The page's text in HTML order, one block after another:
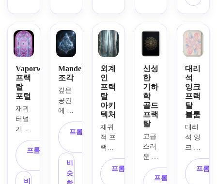
색 배
경,
매우
선명
한 재
귀 기
하학,
고대
비 조
명,
광택
있는
디지
털 텍
스처,
최면
주 배
경,
부드
러운
입자
광채,
에테
르 조
명,
러운
유리
같은
질감,
몽환
적인
개,
유기
적인
나무
껍질
같은
질감,
대칭
적인
자연
재귀,
차분
한 마
법 분
위기,
부드
대비
를 위
한 어
두운
배경,
시원
한 빛
나는
하이
트,
깨끗
한 겨
울 분
위기,
색 색
상,
광택
있는
추상
질감,
고에
너지
초현
실적
인 분
위기,
역동
적인
조명,
대담
한 대
칭,
Vaporwave
프랙
탈
포털
재귀
터널
기하
강력
한 중
앙 원
근법,
프롬프트 복
비
Mandelbulb
조각
깊은
공간
에 떠
다니
는 영
화 같
은
3D
mandelbulb
에서
프롬프트 복
비
슷
외계
인
프랙
탈
아키
텍처
재귀
적 프
랙탈
구조,
우뚝
솟은
프롬프트 복
신성
한
기하
학
골드
프랙
탈
고급
스러
운 블
랙과
골드 프롬프트 복
대리
석
잉크
프랙
탈
블룸
대리
석 잉
크 질
부드
러운
프롬